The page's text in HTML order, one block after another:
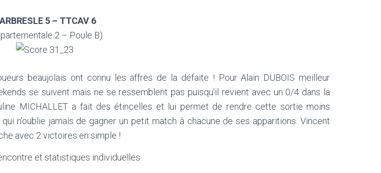
5 – TTCAV 6
2 – Poule B)
beaujolais ont connu les affres de la défaite ! Pour Alain DUBOIS meilleur
se suivent mais ne se ressemblent pas puisqu’il revient avec un 0/4 dans la
MICHALLET a fait des étincelles et lui permet de rendre cette sortie moins
n’oublie jamais de gagner un petit match à chacune de ses apparitions. Vincent
avec 2 victoires en simple !
et statistiques individuelles